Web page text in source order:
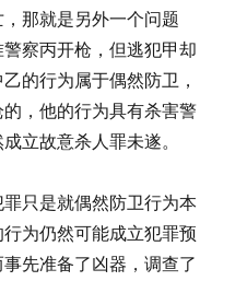
那就是另外一个问题
察丙开枪，但逃犯甲却
的行为属于偶然防卫，
，他的行为具有杀害警
立故意杀人罪未遂。
只是就偶然防卫行为本
为仍然可能成立犯罪预
先准备了凶器，调查了